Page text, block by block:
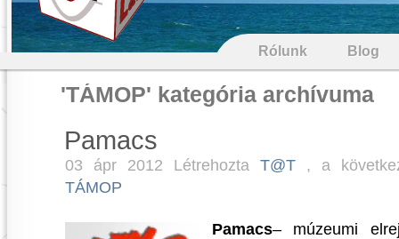
Rólunk Blog
'TÁMOP' kategória archívuma
Pamacs
03 ápr 2012 Létrehozta T@T , a
TÁMOP
Pamacs– múzeumi